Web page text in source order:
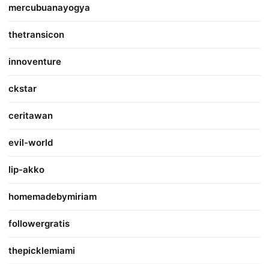
mercubuanayogya
thetransicon
innoventure
ckstar
ceritawan
evil-world
lip-akko
homemadebymiriam
followergratis
thepicklemiami